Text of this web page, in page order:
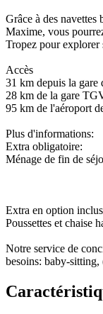
Grâce à des navettes
Maxime, vous
Tropez pour explorer
Accès
31 km depuis la gare
28 km de la gare
95 km de l'aéroport
Plus d'informations:
Extra obligatoire:
Ménage de fin de
Extra en option
Poussettes et chaise
Notre service de
besoins: baby-